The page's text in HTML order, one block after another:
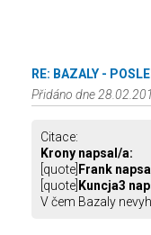
RE: BAZALY -
Přidáno dne
Citace:
Krony napsal/a:
[quote] Frank
[quote] Kuncja3
V čem Bazaly